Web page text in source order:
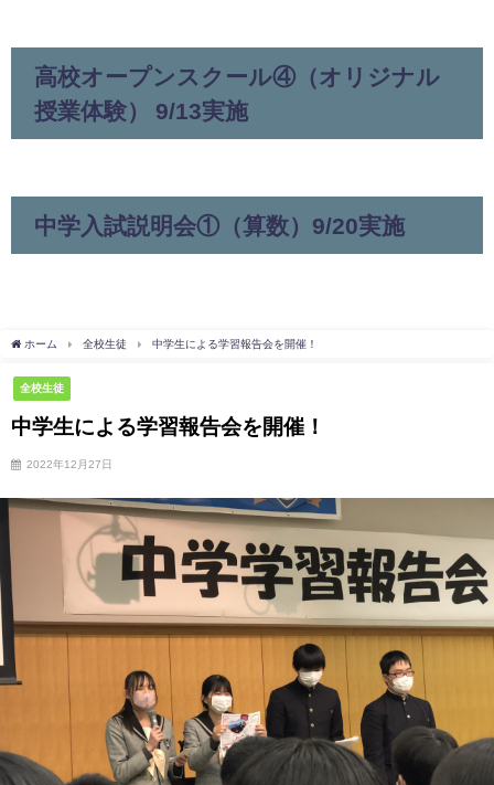
高校オープンスクール④（オリジナル
授業体験） 9/13実施
中学入試説明会①（算数）9/20実施
ホーム 全校生徒 中学生による学習報告会を開催！
全校生徒
中学生による学習報告会を開催！
2022年12月27日